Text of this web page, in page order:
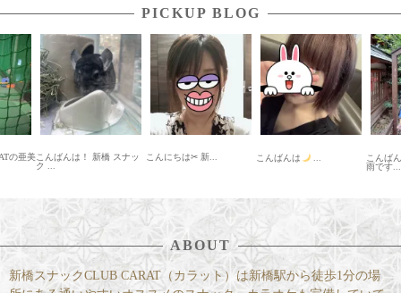
PICKUP BLOG
の亜美こんばんは！ 新橋 スナッ
ク ...
こんにちは✂ 新... こんばんは
こんば
雨です...
ABOUT
新橋スナックCLUB CARAT（カラット）は新橋駅から徒歩1分の場